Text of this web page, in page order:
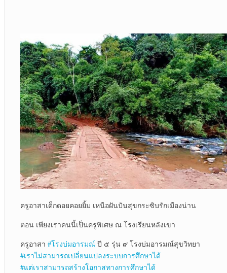
ครูอาสาเด็กดอยคอยยิ้ม เหนือฝันปันสุขกระซิบรักเมืองน่าน
ตอน เพียงเราคนนี้เป็นครูพิเศษ ณ โรงเรียนหลังเขา
ครูอาสา #โรงบ่มอารมณ์ปี ๕ รุ่น ๙ โรงบ่มอารมณ์สุขวิทยา
#เราไม่สามารถเปลี่ยนแปลงระบบการศึกษาได้
#แต่เราสามารถสร้างโอกาสทางการศึกษาได้